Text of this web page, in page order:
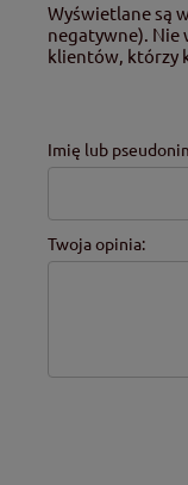
Wyświetlane są
negatywne). Nie
klientów, którzy
Imię lub
Twoja opinia: